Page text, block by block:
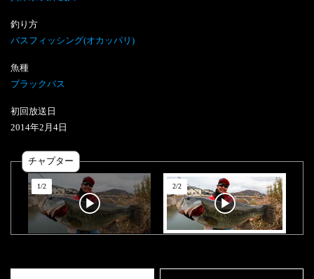
釣り方
バスフィッシング(オカッパリ)
魚種
ブラックバス
初回放送日
2014年2 月 4 日
チャプター
1/2 2/2